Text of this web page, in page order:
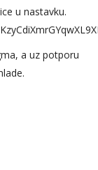
u nastavku.
a uz potporu